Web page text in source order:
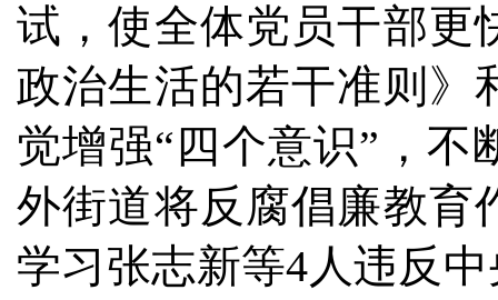
试，使全体党员干部更
政治生活的若干准则》
觉增强“四个意识”，
外街道将反腐倡廉教育
学习张志新等4人违反